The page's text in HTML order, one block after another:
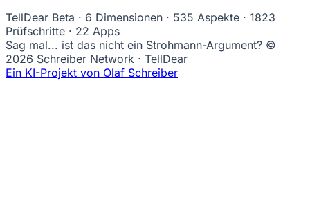
TellDear Beta · 6 Dimensionen · 535 Aspekte · 1823
Prüfschritte · 22 Apps
Sag mal... ist das nicht ein Strohmann-Argument? ©
2026 Schreiber Network · TellDear
Ein KI-Projekt von Olaf Schreiber